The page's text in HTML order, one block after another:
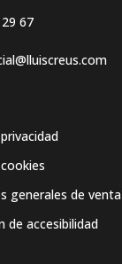
67
generales de venta
de accesibilidad